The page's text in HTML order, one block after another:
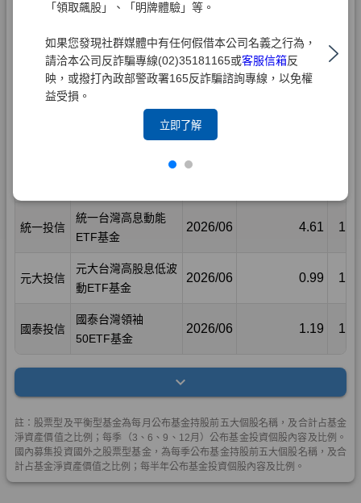
「領取飆股」、「明牌體驗」等。
如果您發現社群媒體中有任何假借本公司名義之行為，
請洽本公司反詐騙專線(02)35181165或客服信箱反
映，或撥打內政部警政署165反詐騙諮詢專線，以免權
益受損。
立即了解